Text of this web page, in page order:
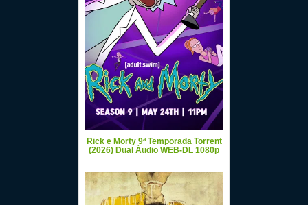
Rick e Morty 9ª Temporada Torrent
(2026) Dual Áudio WEB-DL 1080p